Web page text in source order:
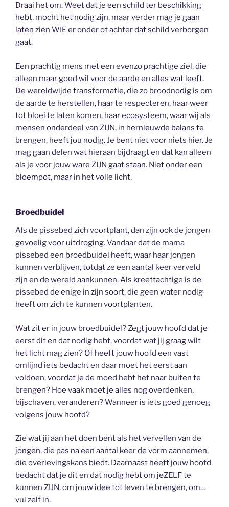
Draai het om. Weet dat je een schild ter beschikking
hebt, mocht het nodig zijn, maar verder mag je gaan
laten zien WIE er onder of achter dat schild verborgen
gaat.
Een prachtig mens met een evenzo prachtige ziel, die
alleen maar goed wil voor de aarde en alles wat leeft.
De wereldwijde transformatie, die zo broodnodig is om
de aarde te herstellen, haar te respecteren, haar weer
tot bloei te laten komen, haar ecosysteem, waar wij als
mensen onderdeel van ZIJN, in hernieuwde balans te
brengen, heeft jou nodig. Je bent niet voor niets hier. Je
mag gaan delen wat hieraan bijdraagt en dat kan alleen
als je voor jouw ware ZIJN gaat staan. Niet onder een
bloempot, maar in het volle licht.
Broedbuidel
Als de pissebed zich voortplant, dan zijn ook de jongen
gevoelig voor uitdroging. Vandaar dat de mama
pissebed een broedbuidel heeft, waar haar jongen
kunnen verblijven, totdat ze een aantal keer verveld
zijn en de wereld aankunnen. Als kreeftachtige is de
pissebed de enige in zijn soort, die geen water nodig
heeft om zich te kunnen voortplanten.
Wat zit er in jouw broedbuidel? Zegt jouw hoofd dat je
eerst dit en dat nodig hebt, voordat wat jij graag wilt
het licht mag zien? Of heeft jouw hoofd een vast
omlijnd iets bedacht en daar moet het eerst aan
voldoen, voordat je de moed hebt het naar buiten te
brengen? Hoe vaak moet je alles nog overdenken,
bijschaven, veranderen? Wanneer is iets goed genoeg
volgens jouw hoofd?
Zie wat jij aan het doen bent als het vervellen van de
jongen, die pas na een aantal keer de vorm aannemen,
die overlevingskans biedt. Daarnaast heeft jouw hoofd
bedacht dat je dit en dat nodig hebt om jeZELF te
kunnen ZIJN, om jouw idee tot leven te brengen, om…
vul zelf in.